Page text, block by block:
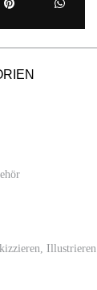
Illustrieren